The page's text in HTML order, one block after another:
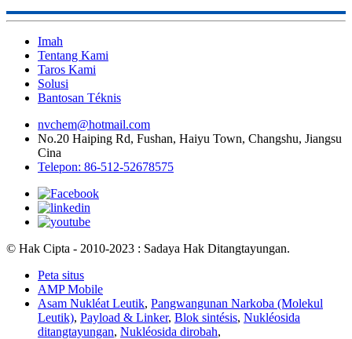
Imah
Tentang Kami
Taros Kami
Solusi
Bantosan Téknis
nvchem@hotmail.com
No.20 Haiping Rd, Fushan, Haiyu Town, Changshu, Jiangsu
Cina
Telepon: 86-512-52678575
© Hak Cipta - 2010-2023 : Sadaya Hak Ditangtayungan.
Peta situs
AMP Mobile
Asam Nukléat Leutik, Pangwangunan Narkoba (Molekul
Leutik), Payload & Linker, Blok sintésis, Nukléosida
ditangtayungan, Nukléosida dirobah,